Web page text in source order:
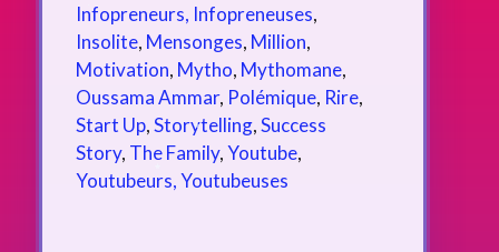
Infopreneurs, Infopreneuses,
Insolite, Mensonges, Million,
Motivation, Mytho, Mythomane,
Oussama Ammar, Polémique, Rire,
Start Up,Storytelling,Success
Story, The Family,Youtube,
Youtubeurs, Youtubeuses